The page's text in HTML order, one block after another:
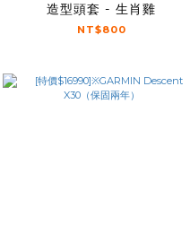
造型頭套 - 生肖雞
NT$800